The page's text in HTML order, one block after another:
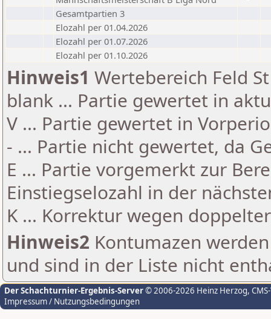
Gesamtpartien 3
Elozahl per 01.04.2026
Elozahl per 01.07.2026
Elozahl per 01.10.2026
Hinweis1 Wertebereich Feld
blank ... Partie gewertet in
V ... Partie gewertet in
- ... Partie nicht gewertet, da
E ... Partie vorgemerkt zur
Einstiegselozahl in der
K ... Korrektur wegen
Hinweis2 Kontumazen
und sind in der Liste nicht
Der Schachturnier-Ergebnis-Server© 2006-2026 Heinz Herzog,
Impressum / Nutzungsbedingungen